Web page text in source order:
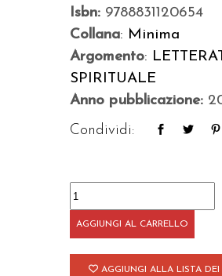
Isbn: 9788831120654
Collana: Minima
Argomento:
SPIRITUALE
Anno pubblicazione:
Condividi:
Trattato
della
vera
devozione
AGGIUNGI AL CARRELLO
AGGIUNGI ALLA LISTA DEI